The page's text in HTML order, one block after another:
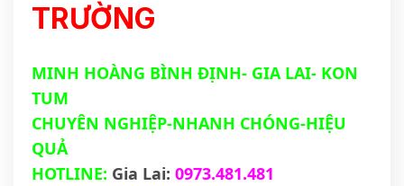
TRƯỜNG
MINH HOÀNG BÌNH ĐỊNH- GIA LAI- KON
TUM
CHUYÊN NGHIỆP-NHANH CHÓNG-HIỆU
QUẢ
HOTLINE: Gia Lai: 0973.481.481